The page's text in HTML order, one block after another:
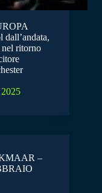
nel ritorno
–